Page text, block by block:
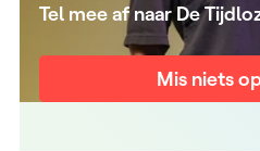
Tel mee af naar De
Mis niets